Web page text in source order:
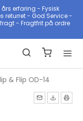
erfaring - Fysisk
returret - God Service -
- Fragtfrit på ordre
& Flip OD-14